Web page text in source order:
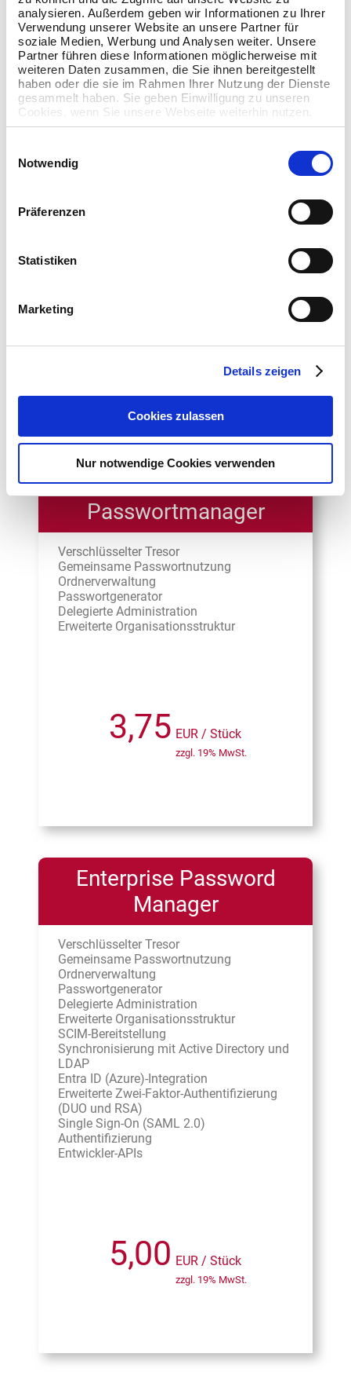
analysieren. Außerdem geben wir Informationen zu Ihrer
Verwendung unserer Website an unsere Partner für
soziale Medien, Werbung und Analysen weiter. Unsere
Partner führen diese Informationen möglicherweise mit
weiteren Daten zusammen, die Sie ihnen bereitgestellt
haben oder die sie im Rahmen Ihrer Nutzung der Dienste
gesammelt haben. Sie geben Einwilligung zu unseren
Cookies, wenn Sie unsere Webseite weiterhin nutzen.
Notwendig
Präferenzen
Statistiken
Marketing
Details zeigen
Cookies zulassen
Nur notwendige Cookies verwenden
Business-Starter-
Passwortmanager
Verschlüsselter Tresor
Passwortgenerator
Business-
Passwortmanager
Verschlüsselter Tresor
Gemeinsame Passwortnutzung
Ordnerverwaltung
Passwortgenerator
Delegierte Administration
Erweiterte Organisationsstruktur
3,75 EUR / Stück
zzgl. 19% MwSt.
Enterprise Password
Manager
Verschlüsselter Tresor
Gemeinsame Passwortnutzung
Ordnerverwaltung
Passwortgenerator
Delegierte Administration
Erweiterte Organisationsstruktur
SCIM-Bereitstellung
Synchronisierung mit Active Directory und
LDAP
Entra ID (Azure)-Integration
Erweiterte Zwei-Faktor-Authentifizierung
(DUO und RSA)
Single Sign-On (SAML 2.0)
Authentifizierung
Entwickler-APIs
5,00 EUR / Stück
zzgl. 19% MwSt.